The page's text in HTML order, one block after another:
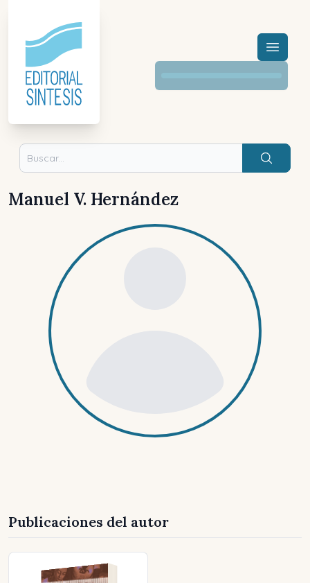
Menú
Buscar
Manuel V. Hernández
Publicaciones del autor